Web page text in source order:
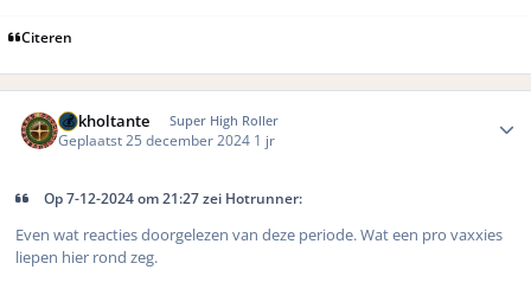
Citeren
Gokholtante Super High Roller
Geplaatst 25 december 2024 1 jr
Op 7-12-2024 om 21:27 zei Hotrunner:
Even wat reacties doorgelezen van deze periode. Wat een pro vaxxies
liepen hier rond zeg.